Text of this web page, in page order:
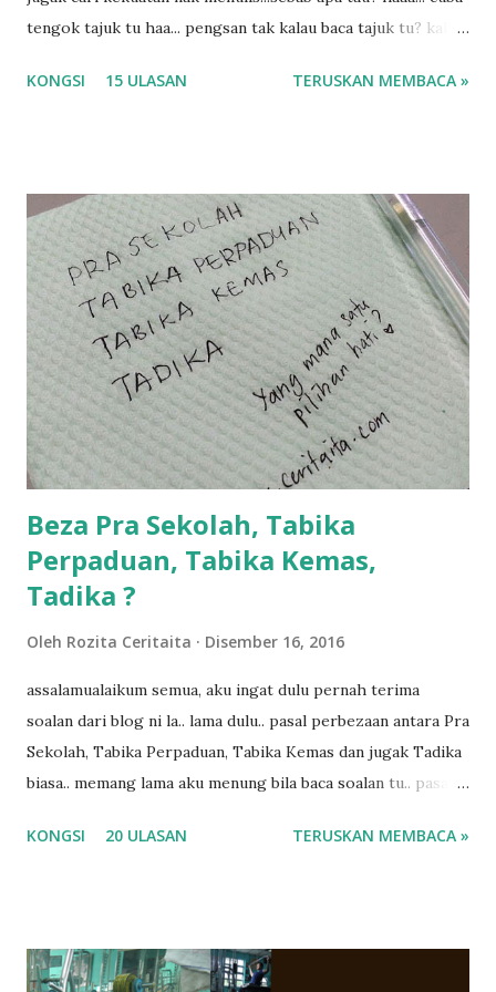
tengok tajuk tu haa... pengsan tak kalau baca tajuk tu? kalau
tau? yang sebut tu anak aku....diulangi ANAK AKU ....adoiiii
balik keja aku ajak la shah singgah Giant beli barang
sikit...dalam perjalanan dari dalam kereta tu biasalah kan
kami memang akan pimpin anak-anak jalan sampai masuk
dalam... dan kebiasanya bagi anak 4 macam kami ni bahagi-
bahagi lah siapa nak pimpin siapa... dan biasanya aku akan
dukung adik hadi sambil pimpin kakak husna... yang abg
ngah dengan abg long terserah pada shah la pulak.. tapi
kalau ikut anak-anak semua nak ummi pimpin... ajer rebeh
ba...
KONGSI 15 ULASAN TERUSKAN MEMBACA »
Beza Pra Sekolah, Tabika
Perpaduan, Tabika Kemas,
Tadika ?
Oleh Rozita Ceritaita Disember 16, 2016
assalamualaikum semua, aku ingat dulu pernah terima
soalan dari blog ni la.. lama dulu.. pasal perbezaan antara Pra
Sekolah, Tabika Perpaduan, Tabika Kemas dan jugak Tadika
biasa.. memang lama aku menung bila baca soalan tu.. pasal
ko.. masa tu aku baru je ada anak sorang dan aku hentam je
tanya sapa-sapa pun masa tu.. bila fikir-fikirkan balik terasa
KONGSI 20 ULASAN TERUSKAN MEMBACA »